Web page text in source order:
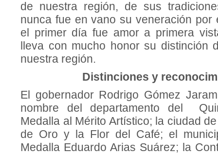
de nuestra región, de sus
nunca fue en vano su veneración por
el primer día fue amor a primera
lleva con mucho honor su distinción
nuestra región.
Distinciones y
El gobernador Rodrigo Gómez
nombre del departamento del
Medalla al Mérito Artístico; la ciudad
de Oro y la Flor del Café; el
Medalla Eduardo Arias Suárez; la